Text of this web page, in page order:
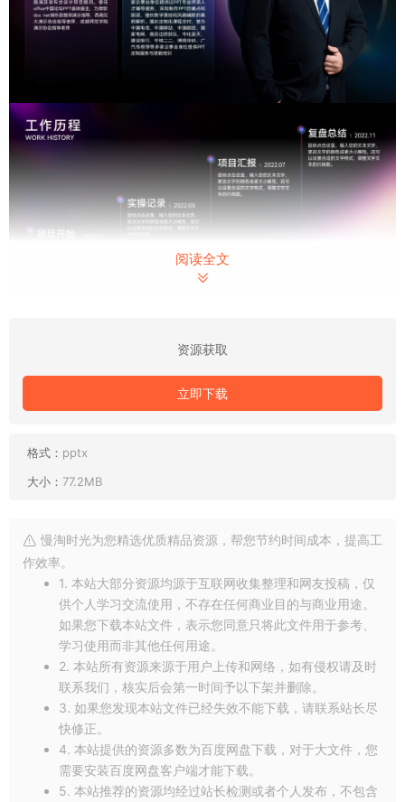
阅读全文
资源获取
立即下载
格式： pptx
大小： 77.2MB
慢淘时光为您精选优质精品资源，帮您节约时间成本，提高工
作效率。
1. 本站大部分资源均源于互联网收集整理和网友投稿，仅
供个人学习交流使用，不存在任何商业目的与商业用途。
如果您下载本站文件，表示您同意只将此文件用于参考、
学习使用而非其他任何用途。
2. 本站所有资源来源于用户上传和网络，如有侵权请及时
联系我们，核实后会第一时间予以下架并删除。
3. 如果您发现本站文件已经失效不能下载，请联系站长尽
快修正。
4. 本站提供的资源多数为百度网盘下载，对于大文件，您
需要安装百度网盘客户端才能下载。
5. 本站推荐的资源均经过站长检测或者个人发布，不包含